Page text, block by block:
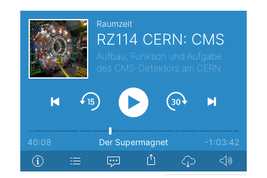
t
s
p
n
g
a
l
t
r
i